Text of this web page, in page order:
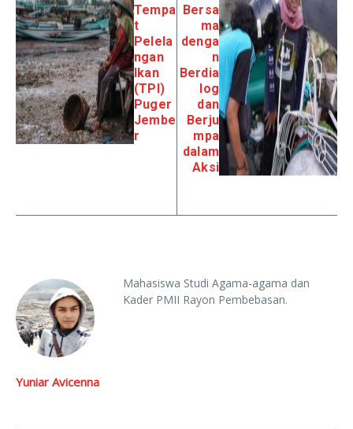
Tempa
t
Pelela
ngan
Ikan
(TPI)
Puger
Jembe
r
Bersa
ma
denga
n
Berdia
log
dan
Berju
mpa
dalam
Aksi
Yuniar Avicenna
Mahasiswa Studi Agama-agama dan
Kader PMII Rayon Pembebasan.